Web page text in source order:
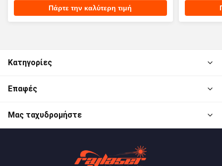
Πάρτε την καλύτερη τιμή
Κατηγορίες
Επαφές
Μας ταχυδρομήστε